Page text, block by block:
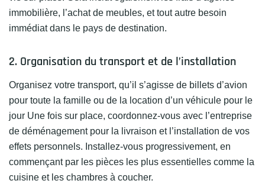
immobilière, l’achat de meubles, et tout autre besoin
immédiat dans le pays de destination.
2. Organisation du transport et de l’installation
Organisez votre transport, qu’il s’agisse de billets d’avion
pour toute la famille ou de la location d’un véhicule pour le
jour Une fois sur place, coordonnez-vous avec l’entreprise
de déménagement pour la livraison et l’installation de vos
effets personnels. Installez-vous progressivement, en
commençant par les pièces les plus essentielles comme la
cuisine et les chambres à coucher.